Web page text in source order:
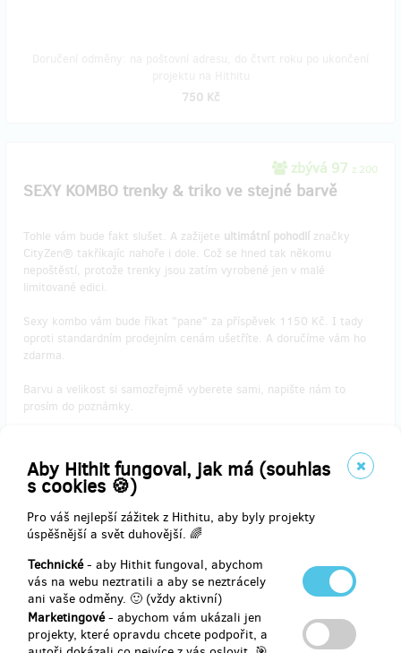
Aby Hithit fungoval, jak má (souhlas
s cookies 🍪)
Pro váš nejlepší zážitek z Hithitu, aby byly projekty
úspěšnější a svět duhovější. 🌈
Technické- aby Hithit fungoval, abychom
vás na webu neztratili a aby se neztrácely
ani vaše odměny. 🙂 (vždy aktivní)
Marketingové- abychom vám ukázali jen
projekty, které opravdu chcete podpořit, a
750 Kč
zbývá 97 z 200
SEXY KOMBO trenky & triko ve stejné barvě
Tohle vám bude fakt slušet. A zažijete ultimátní pohodlí značky
CityZen® takříkajíc nahoře i dole. Což se hned tak někomu
nepoštěstí, protože trenky jsou zatím vyrobené jen v malé
limitované edici.
Sexy kombo vám bude říkat "pane" za příspěvek 1150 Kč. I tady
oproti standardním prodejním cenám ušetříte. A doručíme vám ho
zdarma.
Barvu a velikost si samozřejmě vyberete sami, napište nám to
prosím do poznámky.
Barvy boxerek: černá, navy, modrá, šedá, petrolejová
Velikost trika si můžete vybrat u nás na
Doručení odměny: na poštovní adresu, do měsíce po ukončení
projektu na Hithitu
1 150 Kč